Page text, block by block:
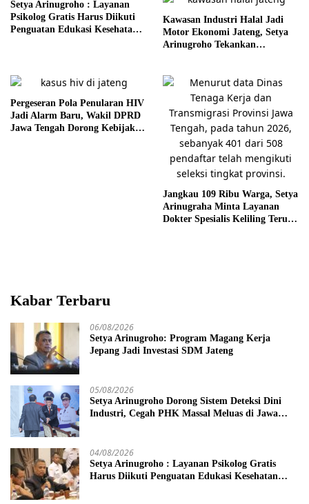
Setya Arinugroho : Layanan
Psikolog Gratis Harus Diikuti
Penguatan Edukasi Kesehatan
Kawasan Industri Halal Jadi
Motor Ekonomi Jateng, Setya
Arinugroho Tekankan
Pergeseran Pola Penularan HIV
Jadi Alarm Baru, Wakil DPRD
Jawa Tengah Dorong Kebijakan
Jangkau 109 Ribu Warga, Setya
Arinugraha Minta Layanan
Dokter Spesialis Keliling Terus
Kabar Terbaru
06/08/2026
Setya Arinugroho: Program Magang Kerja
Jepang Jadi Investasi SDM Jateng
05/08/2026
Setya Arinugroho Dorong Sistem Deteksi Dini
Industri, Cegah PHK Massal Meluas di Jawa
04/08/2026
Setya Arinugroho : Layanan Psikolog Gratis
Harus Diikuti Penguatan Edukasi Kesehatan